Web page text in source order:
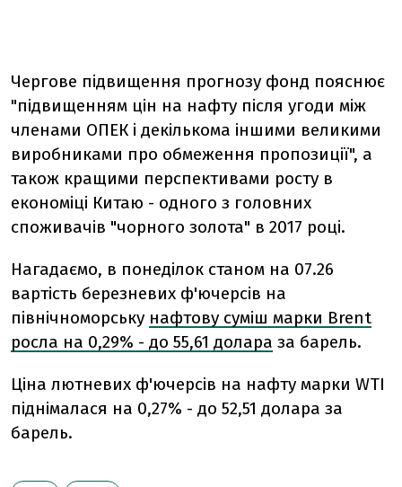
Чергове підвищення прогнозу фонд пояснює
"підвищенням цін на нафту після угоди між
членами ОПЕК і декількома іншими великими
виробниками про обмеження пропозиції", а
також кращими перспективами росту в
економіці Китаю - одного з головних
споживачів "чорного золота" в 2017 році.
Нагадаємо, в понеділок станом на 07.26
вартість березневих ф'ючерсів на
північноморську нафтову суміш марки Brent
росла на 0,29% - до 55,61 долара за барель.
Ціна лютневих ф'ючерсів на нафту марки WTI
піднімалася на 0,27% - до 52,51 долара за
барель.